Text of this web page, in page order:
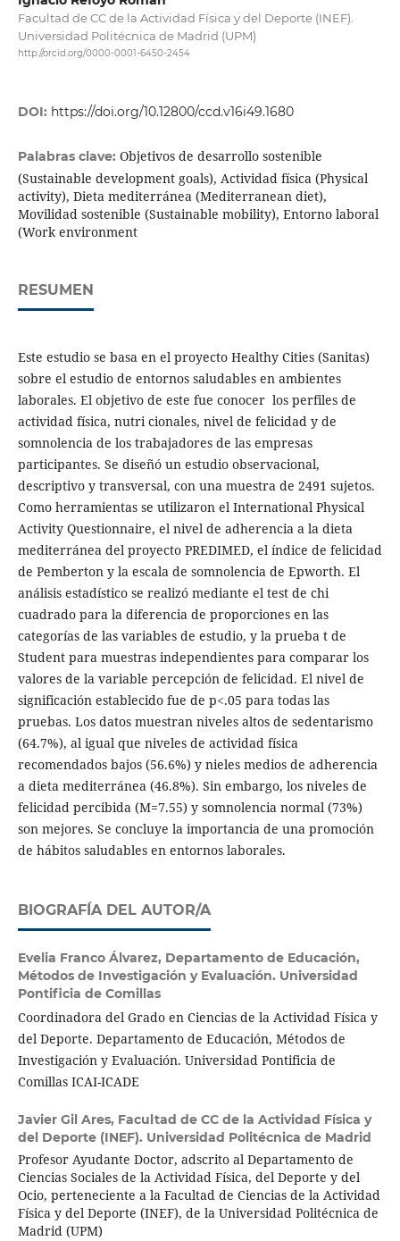
Facultad de CC de la Actividad Física y del Deporte (INEF).
Universidad Politécnica de Madrid (UPM)
http://orcid.org/0000-0001-6450-2454
DOI: https://doi.org/10.12800/ccd.v16i49.1680
Palabras clave: Objetivos de desarrollo sostenible
(Sustainable development goals), Actividad física (Physical
activity), Dieta mediterránea (Mediterranean diet),
Movilidad sostenible (Sustainable mobility), Entorno laboral
(Work environment
RESUMEN
Este estudio se basa en el proyecto Healthy Cities (Sanitas)
sobre el estudio de entornos saludables en ambientes
laborales. El objetivo de este fue conocer los perfiles de
actividad física, nutri cionales, nivel de felicidad y de
somnolencia de los trabajadores de las empresas
participantes. Se diseñó un estudio observacional,
descriptivo y transversal, con una muestra de 2491 sujetos.
Como herramientas se utilizaron el International Physical
Activity Questionnaire, el nivel de adherencia a la dieta
mediterránea del proyecto PREDIMED, el índice de felicidad
de Pemberton y la escala de somnolencia de Epworth. El
análisis estadístico se realizó mediante el test de chi
cuadrado para la diferencia de proporciones en las
categorías de las variables de estudio, y la prueba t de
Student para muestras independientes para comparar los
valores de la variable percepción de felicidad. El nivel de
significación establecido fue de p<.05 para todas las
pruebas. Los datos muestran niveles altos de sedentarismo
(64.7%), al igual que niveles de actividad física
recomendados bajos (56.6%) y nieles medios de adherencia
a dieta mediterránea (46.8%). Sin embargo, los niveles de
felicidad percibida (M=7.55) y somnolencia normal (73%)
son mejores. Se concluye la importancia de una promoción
de hábitos saludables en entornos laborales.
BIOGRAFÍA DEL AUTOR/A
Evelia Franco Álvarez, Departamento de Educación,
Métodos de Investigación y Evaluación. Universidad
Pontificia de Comillas
Coordinadora del Grado en Ciencias de la Actividad Física y
del Deporte. Departamento de Educación, Métodos de
Investigación y Evaluación. Universidad Pontificia de
Comillas ICAI-ICADE
Javier Gil Ares, Facultad de CC de la Actividad Física y
del Deporte (INEF). Universidad Politécnica de Madrid
Profesor Ayudante Doctor, adscrito al Departamento de
Ciencias Sociales de la Actividad Física, del Deporte y del
Ocio, perteneciente a la Facultad de Ciencias de la Actividad
Física y del Deporte (INEF), de la Universidad Politécnica de
Madrid (UPM)